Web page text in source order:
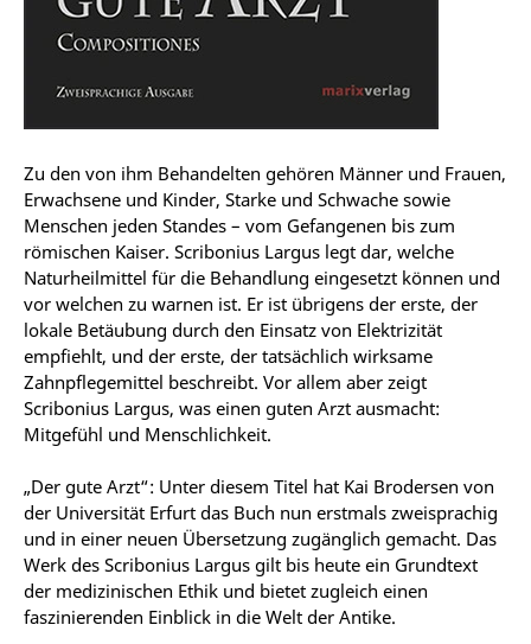
Zu den von ihm Behandelten gehören Männer und Frauen,
Erwachsene und Kinder, Starke und Schwache sowie
Menschen jeden Standes – vom Gefangenen bis zum
römischen Kaiser. Scribonius Largus legt dar, welche
Naturheilmittel für die Behandlung eingesetzt können und
vor welchen zu warnen ist. Er ist übrigens der erste, der
lokale Betäubung durch den Einsatz von Elektrizität
empfiehlt, und der erste, der tatsächlich wirksame
Zahnpflegemittel beschreibt. Vor allem aber zeigt
Scribonius Largus, was einen guten Arzt ausmacht:
Mitgefühl und Menschlichkeit.
„Der gute Arzt“: Unter diesem Titel hat Kai Brodersen von
der Universität Erfurt das Buch nun erstmals zweisprachig
und in einer neuen Übersetzung zugänglich gemacht. Das
Werk des Scribonius Largus gilt bis heute ein Grundtext
der medizinischen Ethik und bietet zugleich einen
faszinierenden Einblick in die Welt der Antike.